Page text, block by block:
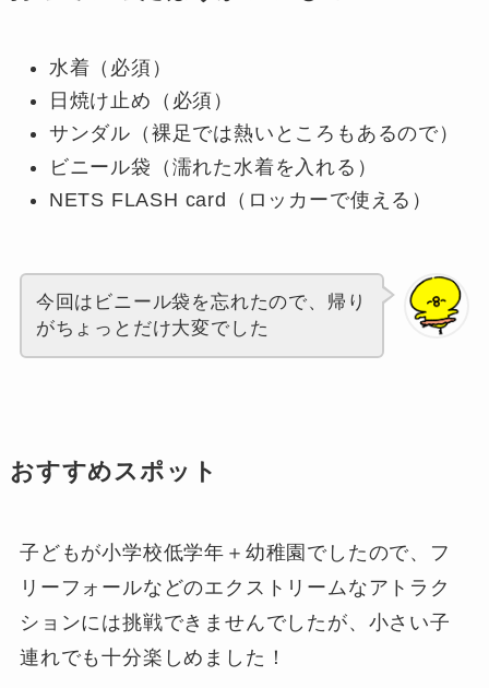
水着（必須）
日焼け止め（必須）
サンダル（裸足では熱いところもあるので）
ビニール袋（濡れた水着を入れる）
NETS FLASH card（ロッカーで使える）
今回はビニール袋を忘れたので、帰り
がちょっとだけ大変でした
おすすめスポット
子どもが小学校低学年＋幼稚園でしたので、フ
リーフォールなどのエクストリームなアトラク
ションには挑戦できませんでしたが、小さい子
連れでも十分楽しめました！